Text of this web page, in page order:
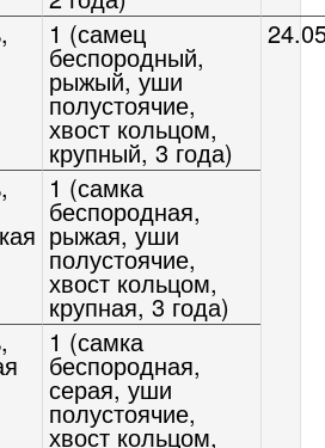
1 (самец
беспородный,
рыжый, уши
полустоячие,
хвост кольцом,
крупный, 3 года)
1 (самка
беспородная,
рыжая, уши
полустоячие,
хвост кольцом,
крупная, 3 года)
1 (самка
беспородная,
серая, уши
полустоячие,
хвост кольцом,